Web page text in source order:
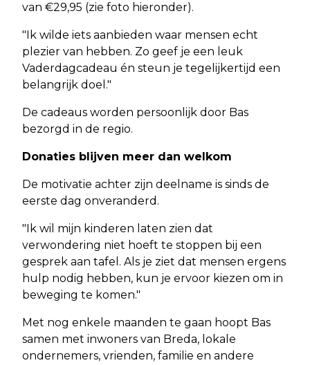
van €29,95 (zie foto hieronder).
"Ik wilde iets aanbieden waar mensen echt
plezier van hebben. Zo geef je een leuk
Vaderdagcadeau én steun je tegelijkertijd een
belangrijk doel."
De cadeaus worden persoonlijk door Bas
bezorgd in de regio.
Donaties blijven meer dan welkom
De motivatie achter zijn deelname is sinds de
eerste dag onveranderd.
"Ik wil mijn kinderen laten zien dat
verwondering niet hoeft te stoppen bij een
gesprek aan tafel. Als je ziet dat mensen ergens
hulp nodig hebben, kun je ervoor kiezen om in
beweging te komen."
Met nog enkele maanden te gaan hoopt Bas
samen met inwoners van Breda, lokale
ondernemers, vrienden, familie en andere